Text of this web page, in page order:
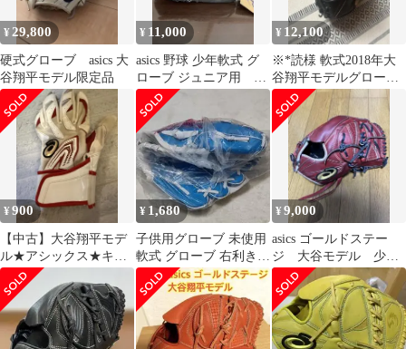
¥ 29,800
硬式グローブ asics 大
谷翔平モデル限定品
¥ 11,000
asics 野球 少年軟式 グ
ローブ ジュニア用 大
谷翔平選手モデル
¥ 12,100
※*読様 軟式2018年大
谷翔平モデルグローブ
GOLD STAGE投手用 終
盤
¥900
【中古】大谷翔平モデ
ル★アシックス★キッ
ズバッティンググロー
ブ★左
¥ 1,680
子供用グローブ 未使用
軟式 グローブ 右利き右
投げ キッズ用 日本ハム
来場特典
¥9,000
asics ゴールドステー
ジ 大谷モデル 少年
軟式用